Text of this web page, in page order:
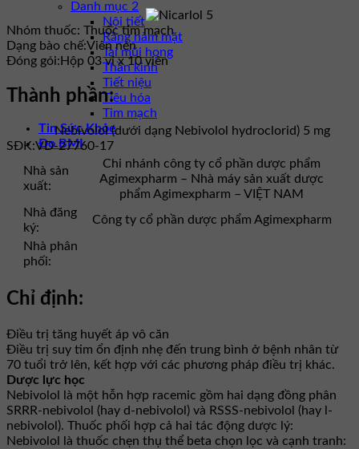
Danh mục 2
Nội tiết
Răng hàm mặt
Tai mũi họng
Thần kinh
Tiết niệu
Tiêu hóa
Tim mạch
Tin Sức Khỏe
Đo BMI
Nhóm thuốc: Thuốc tim mạch
Dạng bào chế:Viên nén
Đóng gói: Hộp 03 vỉ x 10 viên
Thành phần:
Nebivolol (dưới dạng Nebivolol hydroclorid) 5 mg
SĐK:VD-27760-17
Nhà sản
xuất:
Chi nhánh công ty cổ phần dược phẩm
Agimexpharm – Nhà máy sản xuất dược
phẩm Agimexpharm – VIỆT NAM
Nhà đăng
ký:
Công ty cổ phần dược phẩm Agimexpharm
Nhà phân
phối:
Chỉ định:
Điều trị tăng huyết áp vô căn
Điều trị suy tim ổn định nhẹ đến trung bình ở bệnh nhân từ
70 tuổi trở lên, kết hợp với các phương pháp điều trị khác.
Dược lực học
Nebivolol là một hỗn hợp racemic gồm hai dạng đồng phân
SRRR-nebivolol (hay d-nebivolol) và RSSS-nebivolol (hay l-
nebivolol). Thuốc phối hợp cả hai tác động dược lý:
Nebivolol là thuốc chẹn thụ thể beta chọn lọc và cạnh tranh: